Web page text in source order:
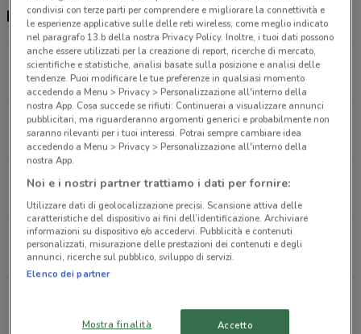
Negozi Lenovo a Stezzano
Via Guzzanica Stezzano
1.7 km
CHIUSO
Via Roggia Serio Grande, 14 Dalmine
2.3 km
CHIUSO
Via Provinciale, 29/A Dalmine
3 km
CHIUSO
Via Portico, 71 Orio Al Serio
3.5 km
CHIUSO
3.6 km
CHIUSO
condivisi con terze parti per comprendere e migliorare la connettività e
le esperienze applicative sulle delle reti wireless, come meglio indicato
nel paragrafo 13.b della nostra Privacy Policy. Inoltre, i tuoi dati possono
anche essere utilizzati per la creazione di report, ricerche di mercato,
scientifiche e statistiche, analisi basate sulla posizione e analisi delle
tendenze. Puoi modificare le tue preferenze in qualsiasi momento
accedendo a Menu > Privacy > Personalizzazione all'interno della
nostra App. Cosa succede se rifiuti: Continuerai a visualizzare annunci
pubblicitari, ma riguarderanno argomenti generici e probabilmente non
saranno rilevanti per i tuoi interessi. Potrai sempre cambiare idea
accedendo a Menu > Privacy > Personalizzazione all'interno della
nostra App.
Noi e i nostri partner trattiamo i dati per fornire:
Utilizzare dati di geolocalizzazione precisi. Scansione attiva delle
caratteristiche del dispositivo ai fini dell’identificazione. Archiviare
informazioni su dispositivo e/o accedervi. Pubblicità e contenuti
personalizzati, misurazione delle prestazioni dei contenuti e degli
annunci, ricerche sul pubblico, sviluppo di servizi.
Elenco dei partner
Mostra finalità Accetto